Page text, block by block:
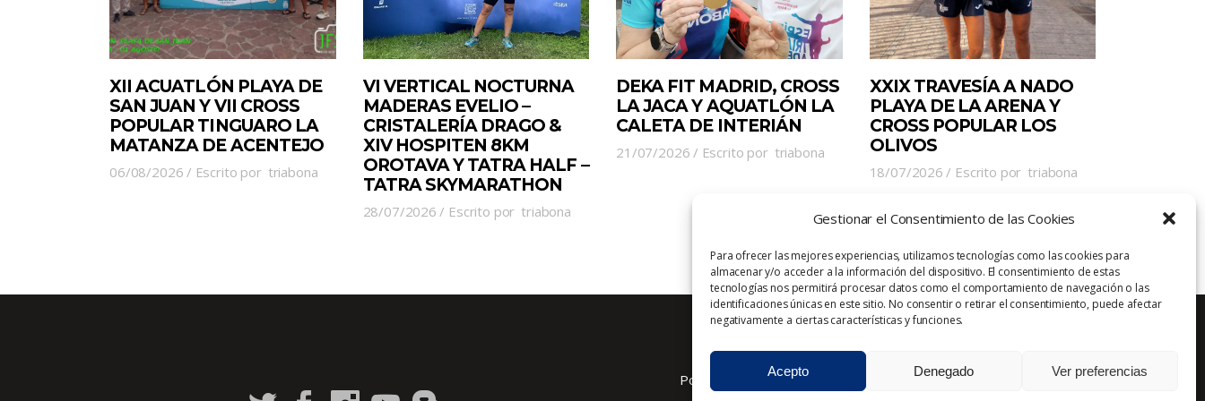
Gestionar el Consentimiento de las Cookies
Para ofrecer las mejores experiencias, utilizamos tecnologías como las cookies para
almacenar y/o acceder a la información del dispositivo. El consentimiento de estas
tecnologías nos permitirá procesar datos como el comportamiento de navegación o las
identificaciones únicas en este sitio. No consentir o retirar el consentimiento, puede afectar
negativamente a ciertas características y funciones.
Acepto Denegado Ver preferencias
XII ACUATLÓN PLAYA DE
SAN JUAN Y VII CROSS
POPULAR TINGUARO LA
MATANZA DE ACENTEJO
06/08/2026 Escrito por triabona
VI VERTICAL NOCTURNA
MADERAS EVELIO –
CRISTALERÍA DRAGO &
XIV HOSPITEN 8KM
OROTAVA Y TATRA HALF –
TATRA SKYMARATHON
28/07/2026 Escrito por triabona
DEKA FIT MADRID, CROSS
LA JACA Y AQUATLÓN LA
CALETA DE INTERIÁN
21/07/2026 Escrito por triabona
XXIX TRAVESÍA A NADO
PLAYA DE LA ARENA Y
CROSS POPULAR LOS
OLIVOS
18/07/2026 Escrito por triabona
Contacto
Política de Privacidad
Política de cookies